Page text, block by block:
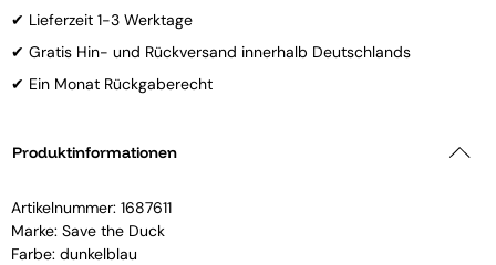
✔ Lieferzeit 1-3 Werktage
✔ Gratis Hin- und Rückversand innerhalb Deutschlands
✔ Ein Monat Rückgaberecht
Produktinformationen
Artikelnummer: 1687611
Marke: Save the Duck
Farbe: dunkelblau